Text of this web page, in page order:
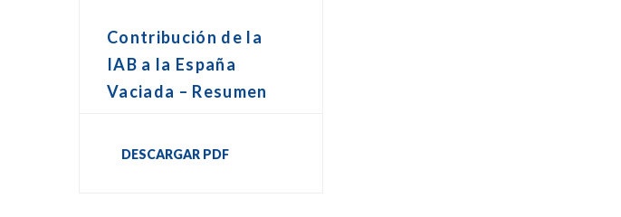
Contribución de la
IAB a la España
Vaciada – Resumen
DESCARGAR PDF